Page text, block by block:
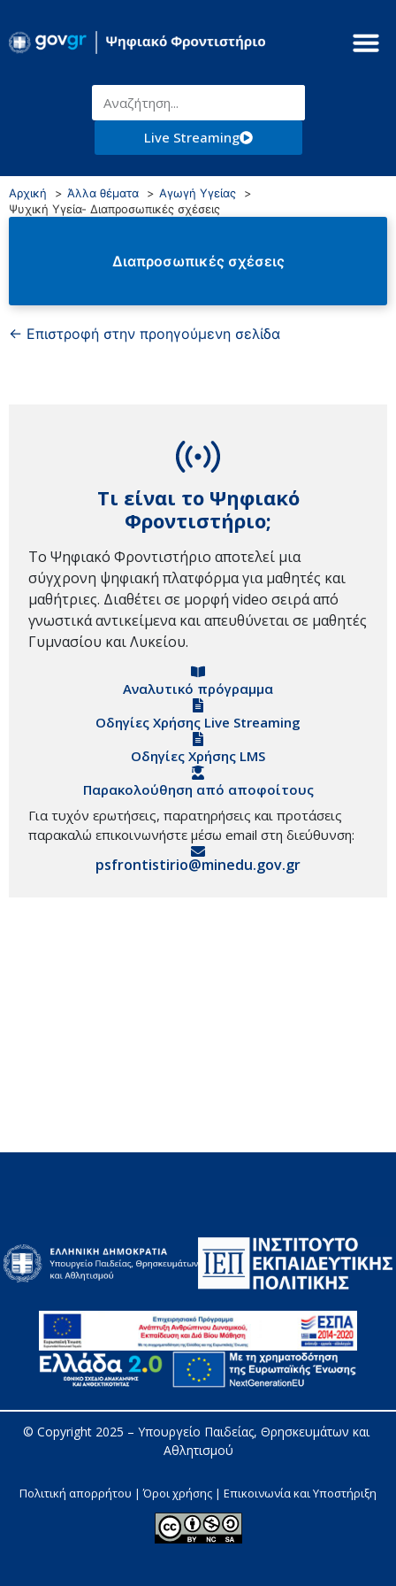
Live Streaming
Αρχική Άλλα θέματα
Αγωγή Υγείας
Ψυχική Υγεία- Διαπροσωπικές σχέσεις
Διαπροσωπικές σχέσεις
← Επιστροφή στην προηγούμενη σελίδα
Τι είναι το Ψηφιακό
Φροντιστήριο;
Το Ψηφιακό Φροντιστήριο αποτελεί μια
σύγχρονη ψηφιακή πλατφόρμα για μαθητές και
μαθήτριες. Διαθέτει σε μορφή video σειρά από
γνωστικά αντικείμενα και απευθύνεται σε μαθητές
Γυμνασίου και Λυκείου.
Αναλυτικό πρόγραμμα
Οδηγίες Χρήσης Live Streaming
Οδηγίες Χρήσης LMS
Παρακολούθηση από αποφοίτους
Για τυχόν ερωτήσεις, παρατηρήσεις και προτάσεις
παρακαλώ επικοινωνήστε μέσω email στη διεύθυνση:
psfrontistirio@minedu.gov.gr
© Copyright 2025 – Υπουργείο Παιδείας, Θρησκευμάτων και
Αθλητισμού
Πολιτική απορρήτου | Όροι χρήσης | Επικοινωνία και Υποστήριξη